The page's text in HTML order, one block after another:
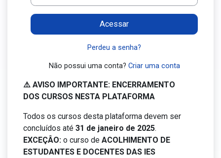
Acessar
Perdeu a senha?
Não possui uma conta? Criar uma conta
⚠️ AVISO IMPORTANTE: ENCERRAMENTO
DOS CURSOS NESTA PLATAFORMA
Todos os cursos desta plataforma devem ser
concluídos até 31 de janeiro de 2025.
EXCEÇÂO: o curso de ACOLHIMENTO DE
ESTUDANTES E DOCENTES DAS IES